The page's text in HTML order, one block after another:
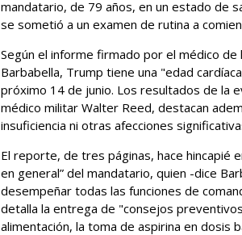
mandatario, de 79 años, en un estado de
se sometió a un examen de rutina a
Según el informe firmado por el médico de
Barbabella, Trump tiene una "edad
próximo 14 de junio. Los resultados de la
médico militar Walter Reed, destacan
insuficiencia ni otras afecciones
El reporte, de tres páginas, hace hincapié
en general” del mandatario, quien -dice
desempeñar todas las funciones de
detalla la entrega de "consejos
alimentación, la toma de aspirina en dosis